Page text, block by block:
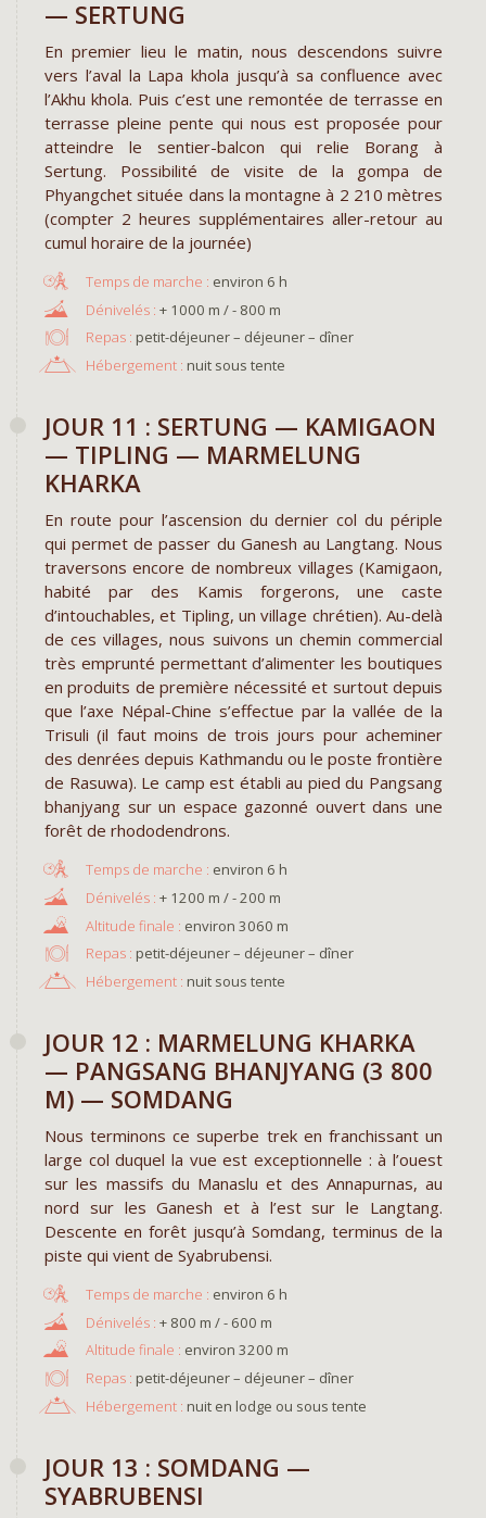
— SERTUNG
En premier lieu le matin, nous descendons suivre
vers l’aval la Lapa khola jusqu’à sa confluence avec
l’Akhu khola. Puis c’est une remontée de terrasse en
terrasse pleine pente qui nous est proposée pour
atteindre le sentier-balcon qui relie Borang à
Sertung. Possibilité de visite de la gompa de
Phyangchet située dans la montagne à 2 210 mètres
(compter 2 heures supplémentaires aller-retour au
cumul horaire de la journée)
environ 6 h
+ 1000 m / - 800 m
Repas : petit-déjeuner – déjeuner – dîner
Hébergement : nuit sous tente
JOUR 11 : SERTUNG — KAMIGAON
— TIPLING — MARMELUNG
KHARKA
En route pour l’ascension du dernier col du périple
qui permet de passer du Ganesh au Langtang. Nous
traversons encore de nombreux villages (Kamigaon,
habité par des Kamis forgerons, une caste
d’intouchables, et Tipling, un village chrétien). Au-delà
de ces villages, nous suivons un chemin commercial
très emprunté permettant d’alimenter les boutiques
en produits de première nécessité et surtout depuis
que l’axe Népal-Chine s’effectue par la vallée de la
Trisuli (il faut moins de trois jours pour acheminer
des denrées depuis Kathmandu ou le poste frontière
de Rasuwa). Le camp est établi au pied du Pangsang
bhanjyang sur un espace gazonné ouvert dans une
forêt de rhododendrons.
environ 6 h
+ 1200 m / - 200 m
environ 3060 m
Repas : petit-déjeuner – déjeuner – dîner
Hébergement : nuit sous tente
JOUR 12 : MARMELUNG KHARKA
— PANGSANG BHANJYANG (3 800
M) — SOMDANG
Nous terminons ce superbe trek en franchissant un
large col duquel la vue est exceptionnelle : à l’ouest
sur les massifs du Manaslu et des Annapurnas, au
nord sur les Ganesh et à l’est sur le Langtang.
Descente en forêt jusqu’à Somdang, terminus de la
piste qui vient de Syabrubensi.
environ 6 h
+ 800 m / - 600 m
environ 3200 m
Repas : petit-déjeuner – déjeuner – dîner
Hébergement : nuit en lodge ou sous tente
JOUR 13 : SOMDANG —
SYABRUBENSI